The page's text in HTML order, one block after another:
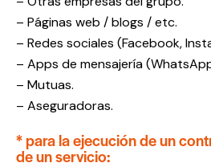
– Páginas web / blogs / etc.
– Redes sociales (Facebook,
– Apps de mensajería
– Mutuas.
– Aseguradoras.
* para la ejecución de un
de un servicio: